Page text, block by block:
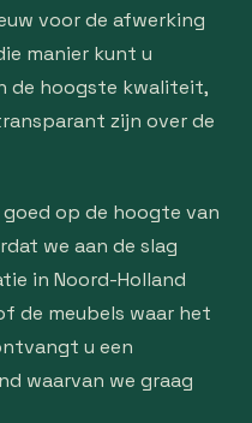
voor de afwerking
manier kunt u
de hoogste kwaliteit,
zijn over de
op de hoogte van
we aan de slag
in Noord-Holland
de meubels waar het
u een
waarvan we graag